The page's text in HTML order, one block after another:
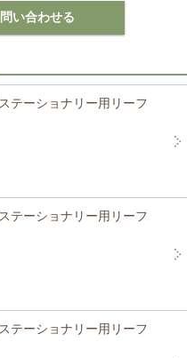
テーショナリー用リーフ
テーショナリー用リーフ
テーショナリー用リーフ